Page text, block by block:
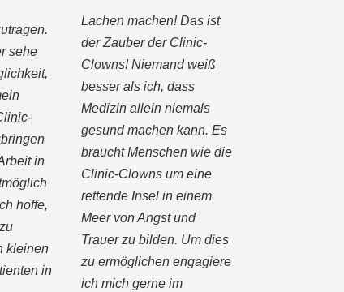
sehe
in
hoffe,
kleinen
in
Lachen machen! Das ist
der Zauber der Clinic-
Clowns! Niemand weiß
besser als ich, dass
Medizin allein niemals
gesund machen kann. Es
braucht Menschen wie die
Clinic-Clowns um eine
rettende Insel in einem
Meer von Angst und
Trauer zu bilden. Um dies
zu ermöglichen engagiere
ich mich gerne im